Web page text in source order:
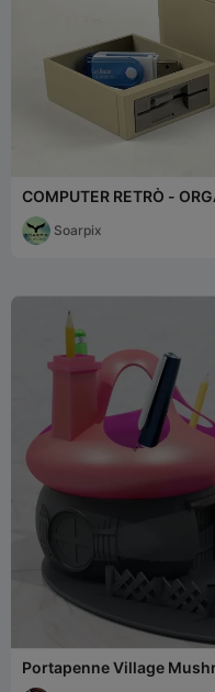
COMPUTER RETRÒ -
FIDGET KEYB.
Soarpix
Portapenne Village